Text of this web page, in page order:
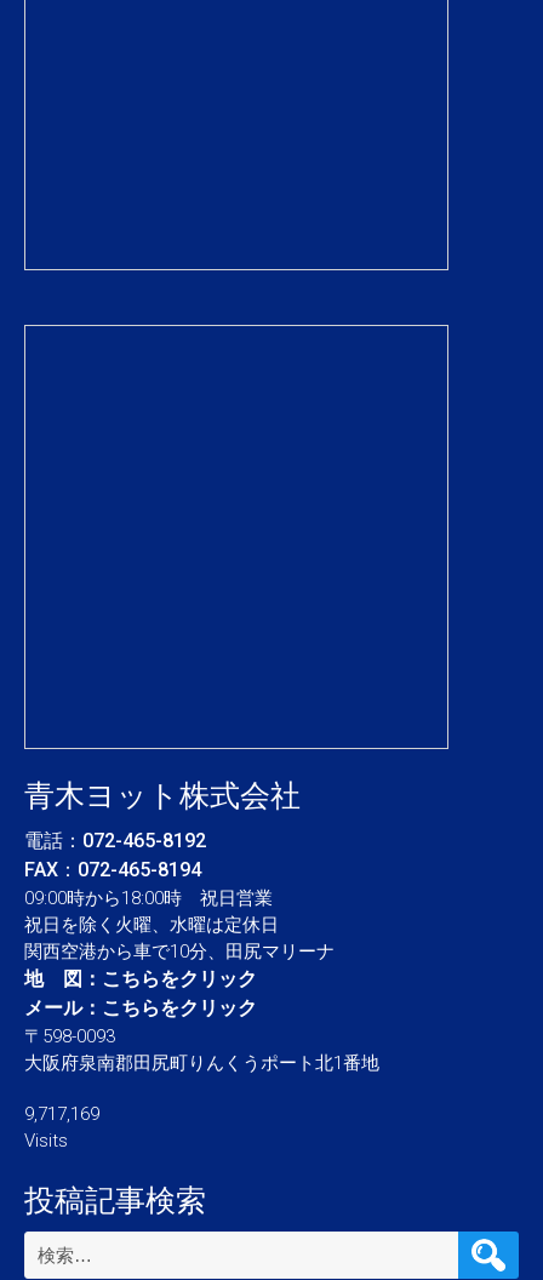
青木ヨット株式会社
電話： 072-465-8192
FAX：072-465-8194
09:00時から18:00時 祝日営業
祝日を除く火曜、水曜は定休日
関西空港から車で10分、田尻マリーナ
地 図： こちらをクリック
メール： こちらをクリック
〒598-0093
大阪府泉南郡田尻町りんくうポート北1番地
9,717,169
Visits
投稿記事検索
検
索: